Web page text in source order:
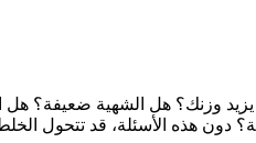
لا يزيد وزنك؟ هل الشهية ضعيفة؟
دون هذه الأسئلة، قد تتحول